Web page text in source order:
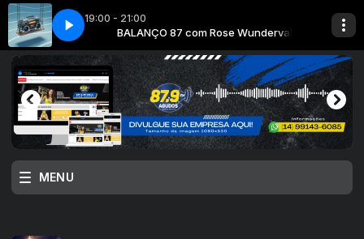
19:00 - 21:00
Wundervald BALANÇO 87 com Rose Wundervald
de uma estrela Guilherme Arantes - Marca de uma estrela
MENU